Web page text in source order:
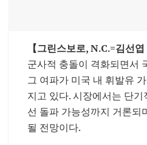
【그린스보로, N.C.=김선엽
군사적 충돌이 격화되면서
그 여파가 미국 내 휘발유
지고 있다. 시장에서는 단
선 돌파 가능성까지 거론되
될 전망이다.